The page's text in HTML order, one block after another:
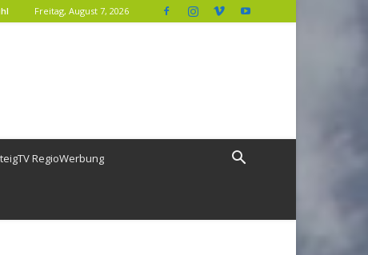
Freitag, August 7, 2026
RegioWerbung